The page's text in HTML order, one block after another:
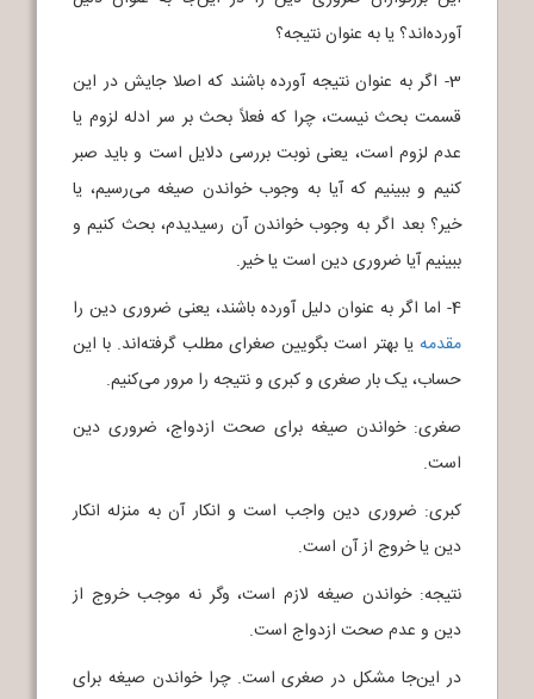
آورده‌اند؟ یا به عنوان نتیجه؟
3- اگر به عنوان نتیجه آورده باشند که اصلا جایش در این
قسمت بحث نیست، چرا که فعلاً بحث بر سر ادله لزوم یا
عدم لزوم است، یعنی نوبت بررسی دلایل است و باید صبر
کنیم و ببینیم که آیا به وجوب خواندن صیغه می‌رسیم، یا
خیر؟ بعد اگر به وجوب خواندن آن رسیدیدم، بحث کنیم و
ببینیم آیا ضروری دین است یا خیر.
4- اما اگر به عنوان دلیل آورده باشند، یعنی ضروری دین را
مقدمه یا بهتر است بگویین صغرای مطلب گرفته‌اند. با این
حساب، یک بار صغری و کبری و نتیجه را مرور می‌کنیم.
صغری: خواندن صیغه برای صحت ازدواج، ضروری دین
است.
کبری: ضروری دین واجب است و انکار آن به منزله انکار
دین یا خروج از آن است.
نتیجه: خواندن صیغه لازم است، وگر نه موجب خروج از
دین و عدم صحت ازدواج است.
در این‌جا مشکل در صغری است. چرا خواندن صیغه برای